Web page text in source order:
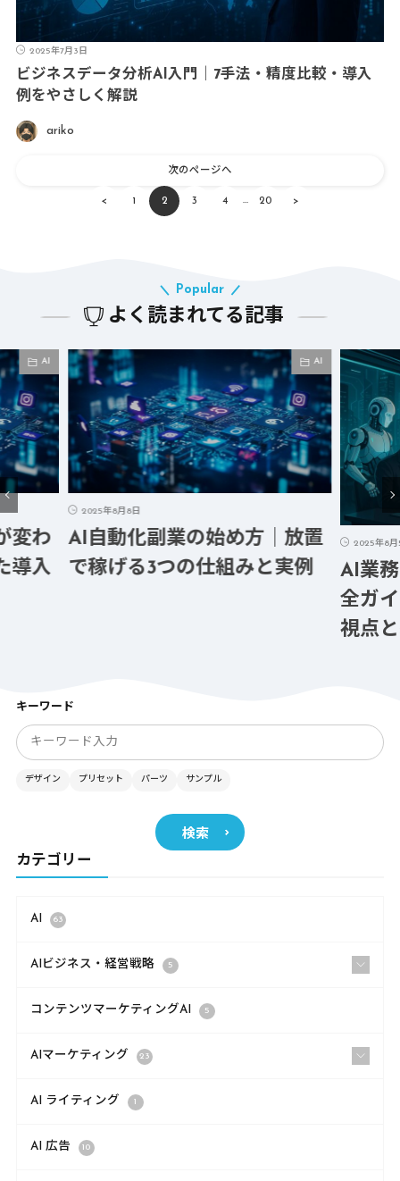
2025年7月3日
ビジネスデータ分析AI入門｜7手法・精度比較・導入
例をやさしく解説
ariko
次のページへ
< 1 2 3 4 … 20 >
よく読まれてる記事
Popular
2025年8月8日
自動化副業の始め方｜放置
稼げる3つの仕組みと実例
2025年8月5日
AI業務改善ツ
全ガイド｜失
視点と導入事例
キーワード
デザイン プリセット パーツ サンプル
検索
カテゴリー
AI 63
AIビジネス・経営戦略 5
コンテンツマーケティングAI 5
AIマーケティング 23
AI ライティング 1
AI 広告 10